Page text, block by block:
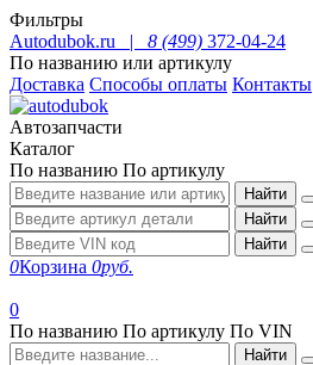
Фильтры
Autodubok.ru |
8 (499) 372-04-24
По названию или артикулу
Доставка Способы оплаты Контакты
Автозапчасти
Каталог
По названию По артикулу
Найти
Найти
Найти
0Корзина 0руб.
0
По названию По артикулу По VIN
Найти